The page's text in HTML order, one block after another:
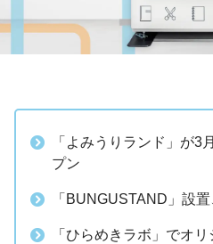
「よみうりランド」が3
プン
「BUNGUSTAND」設
「ひらめきラボ」でオ